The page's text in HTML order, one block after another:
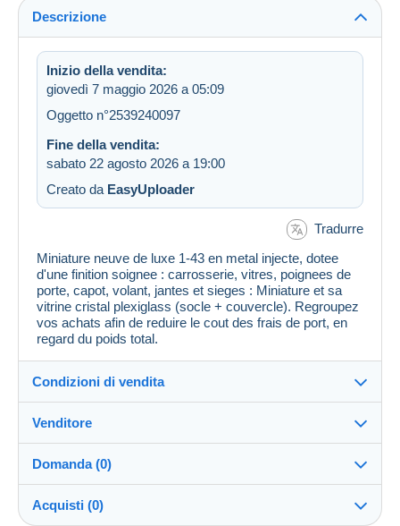
Descrizione
Inizio della vendita:
giovedì 7 maggio 2026 a 05:09
Oggetto n°2539240097
Fine della vendita:
sabato 22 agosto 2026 a 19:00
Creato da EasyUploader
Tradurre
Miniature neuve de luxe 1-43 en metal injecte, dotee
d'une finition soignee : carrosserie, vitres, poignees de
porte, capot, volant, jantes et sieges : Miniature et sa
vitrine cristal plexiglass (socle + couvercle). Regroupez
vos achats afin de reduire le cout des frais de port, en
regard du poids total.
Condizioni di vendita
Spedizione dopo il pagamento entro 3 giorni
Venditore
Antikobjet99%(2026x)
PRO
Domanda (0)
Acquisti (0)